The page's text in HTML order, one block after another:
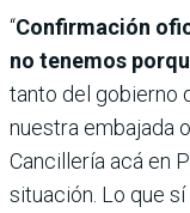
“Confirmación
no tenemos
tanto del gobierno
nuestra embajada
Cancillería acá en
situación. Lo que